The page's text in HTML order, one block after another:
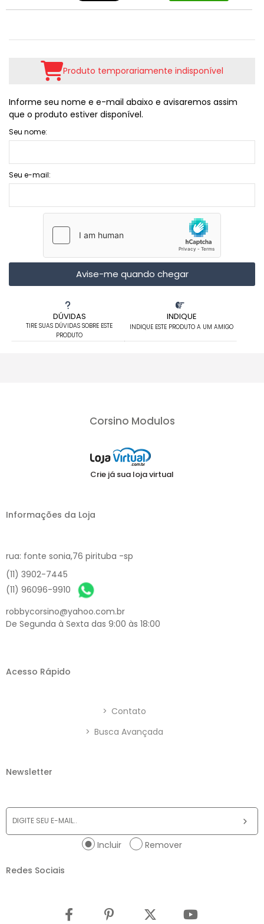
DÚVIDAS
TIRE SUAS DÚVIDAS SOBRE ESTE
PRODUTO
INDIQUE
INDIQUE ESTE PRODUTO A UM AMIGO
Produto temporariamente indisponível
Informe seu nome e e-mail abaixo e avisaremos assim
que o produto estiver disponível.
Seu nome:
Seu e-mail:
Avise-me quando chegar
Corsino Modulos
Crie já sua loja virtual
Informações da Loja
rua: fonte sonia,76 pirituba -sp
(11) 3902-7445
(11) 96096-9910
robbycorsino@yahoo.com.br
De Segunda à Sexta das 9:00 às 18:00
Acesso Rápido
> Contato
> Busca Avançada
Newsletter
Incluir Remover
Redes Sociais